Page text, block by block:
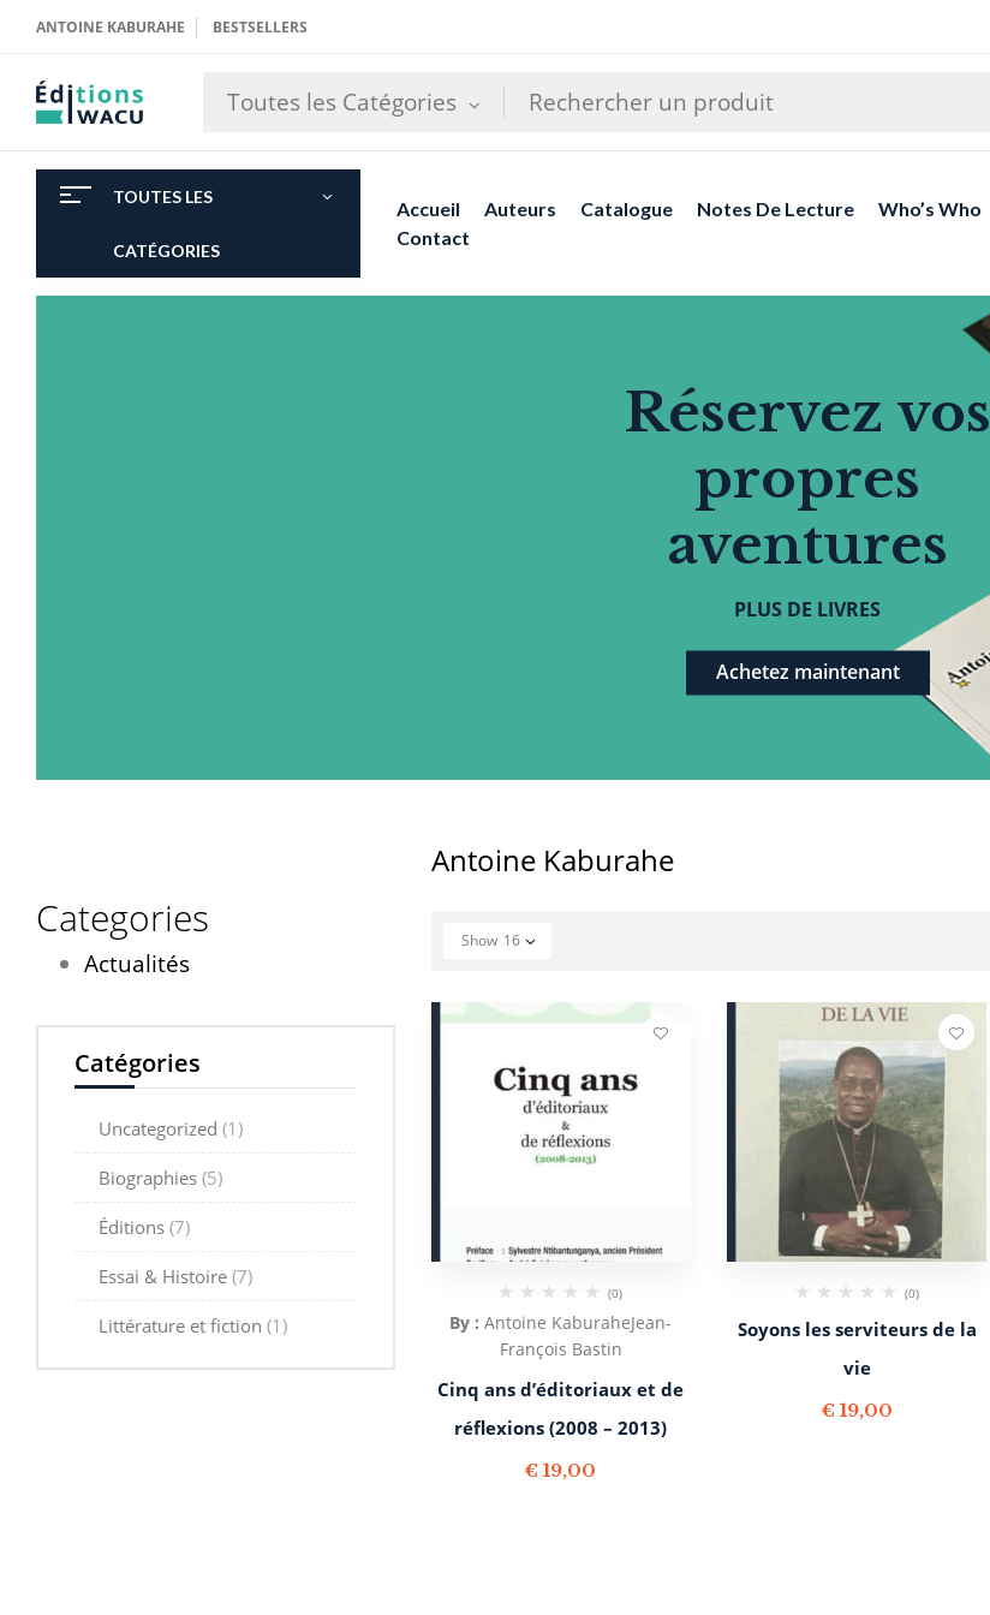
ANTOINE KABURAHE BESTSELLERS
Toutes les Catégories
TOUTES LES
CATÉGORIES
Accueil Auteurs Catalogue Notes De Lecture
Who’s Who
Contact
Réservez vos
propres
aventures
PLUS DE LIVRES
Achetez maintenant
Categories
Actualités
Catégories
Uncategorized (1)
Biographies (5)
Éditions (7)
Essai & Histoire (7)
Littérature et fiction (1)
Antoine Kaburahe
Show 16
(0)
By :Antoine KaburaheJean-
François Bastin
Cinq ans d’éditoriaux et de
réflexions (2008 – 2013)
€ 19,00
(0)
Soyons les serviteurs de la
vie
€ 19,00